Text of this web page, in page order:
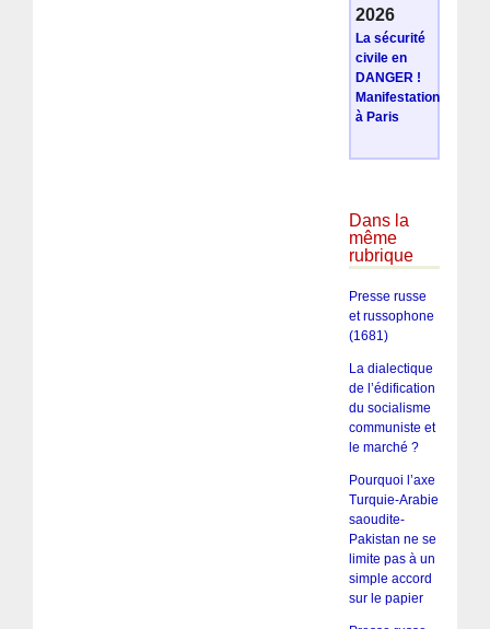
2026
La sécurité
civile en
DANGER !
Manifestation
à Paris
Dans la
même
rubrique
Presse russe
et russophone
(1681)
La dialectique
de l’édification
du socialisme
communiste et
le marché ?
Pourquoi l’axe
Turquie-Arabie
saoudite-
Pakistan ne se
limite pas à un
simple accord
sur le papier